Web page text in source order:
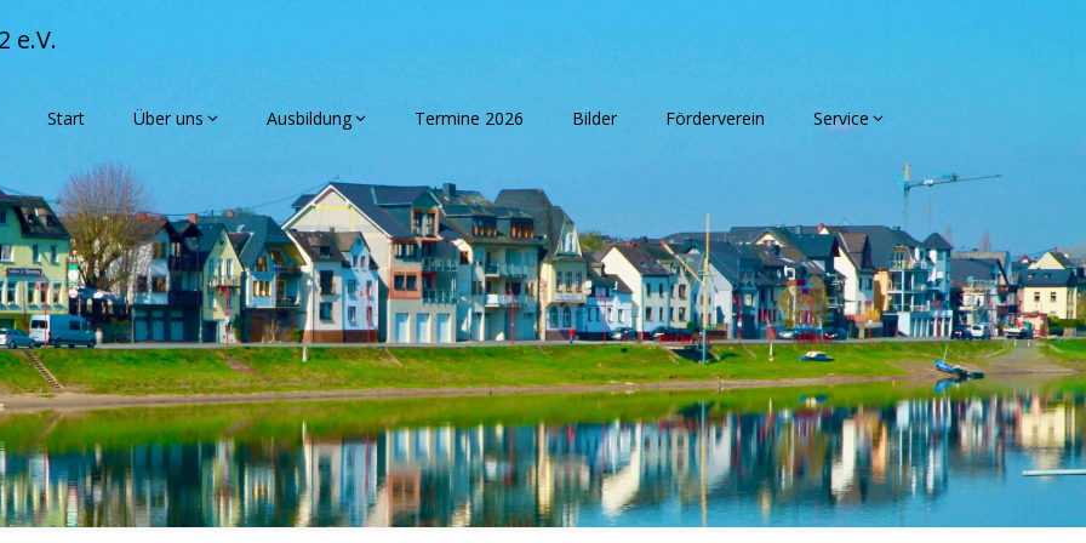
e.V.
Start Über uns Ausbildung Termine 2026 Bilder Förderverein Service
beim Musikverein
e.V.